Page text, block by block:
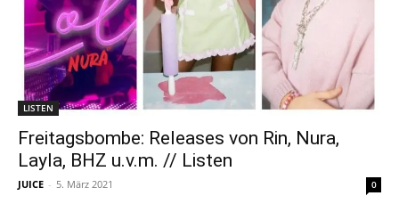
LISTEN
Freitagsbombe: Releases von Rin, Nura,
Layla, BHZ u.v.m. // Listen
JUICE - 5. März 2021 0